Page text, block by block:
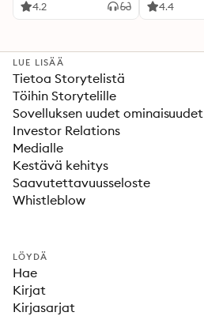
4.2 4.4
LUE LISÄÄ
Tietoa Storytelistä
Töihin Storytelille
Sovelluksen uudet ominaisuudet
Investor Relations
Medialle
Kestävä kehitys
Saavutettavuusseloste
Whistleblow
LÖYDÄ
Hae
Kirjat
Kirjasarjat